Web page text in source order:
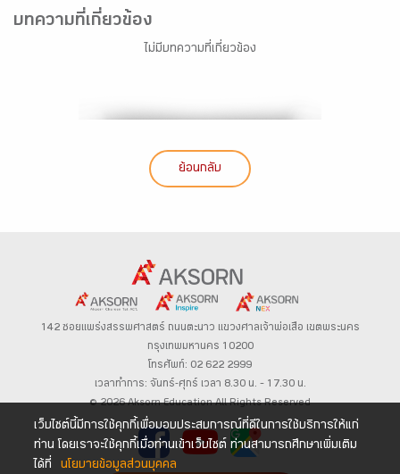
บทความที่เกี่ยวข้อง
ไม่มีบทความที่เกี่ยวข้อง
ย้อนกลับ
142 ซอยแพร่งสรรพศาสตร์ ถนนตะนาว แขวงศาลเจ้าพ่อเสือ เขตพระนคร
กรุงเทพมหานคร 10200
โทรศัพท์: 02 622 2999
เวลาทำการ: จันทร์-ศุกร์ เวลา 8.30 น. – 17.30 น.
© 2026 Aksorn Education All Rights Reserved
เว็บไซต์นี้มีการใช้คุกกี้เพื่อมอบประสบการณ์ที่ดีในการใช้บริการให้แก่
ท่าน โดยเราจะใช้คุกกี้เมื่อท่านเข้าเว็บไซต์ ท่านสามารถศึกษาเพิ่มเติม
ได้ที่
นโยบายข้อมูลส่วนบุคคล